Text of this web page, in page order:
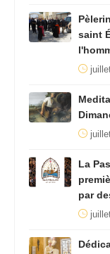
saint
La
par